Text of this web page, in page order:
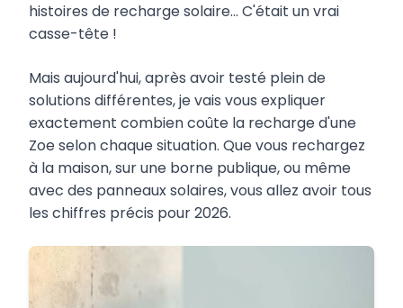
histoires de recharge solaire... C'était un vrai
casse-tête !
Mais aujourd'hui, après avoir testé plein de
solutions différentes, je vais vous expliquer
exactement combien coûte la recharge d'une
Zoe selon chaque situation. Que vous rechargez
à la maison, sur une borne publique, ou même
avec des panneaux solaires, vous allez avoir tous
les chiffres précis pour 2026.